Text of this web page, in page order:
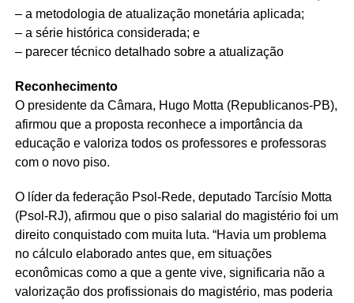
– a metodologia de atualização monetária aplicada;
– a série histórica considerada; e
– parecer técnico detalhado sobre a atualização
Reconhecimento
O presidente da Câmara, Hugo Motta (Republicanos-PB),
afirmou que a proposta reconhece a importância da
educação e valoriza todos os professores e professoras
com o novo piso.
O líder da federação Psol-Rede, deputado Tarcísio Motta
(Psol-RJ), afirmou que o piso salarial do magistério foi um
direito conquistado com muita luta. “Havia um problema
no cálculo elaborado antes que, em situações
econômicas como a que a gente vive, significaria não a
valorização dos profissionais do magistério, mas poderia